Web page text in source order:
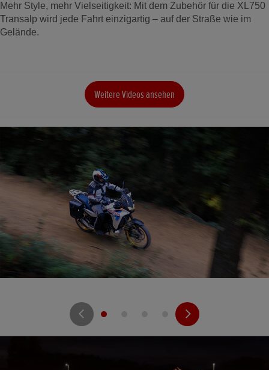
Mehr Style, mehr Vielseitigkeit: Mit dem Zubehör für die XL750
Transalp wird jede Fahrt einzigartig – auf der Straße wie im
Gelände.
Weitere Videos ansehen